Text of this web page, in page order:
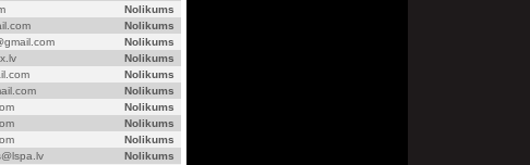
Nolikums
Nolikums
Nolikums
Nolikums
Nolikums
Nolikums
Nolikums
Nolikums
Nolikums
Nolikums